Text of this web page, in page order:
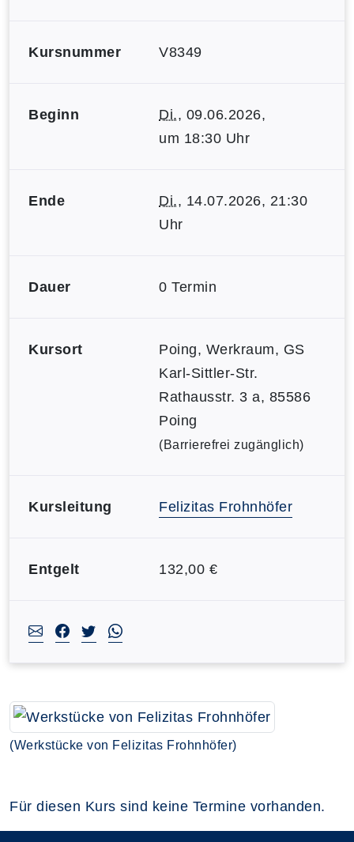
Kursnummer V8349
Beginn Di., 09.06.2026,
um 18:30 Uhr
Ende Di., 14.07.2026, 21:30
Uhr
Dauer 0 Termin
Kursort
Poing, Werkraum, GS
Karl-Sittler-Str.
Rathausstr. 3 a, 85586
Poing
(Barrierefrei zugänglich)
Kursleitung Felizitas Frohnhöfer
Entgelt 132,00 €
(Werkstücke von Felizitas Frohnhöfer)
Für diesen Kurs sind keine Termine vorhanden.